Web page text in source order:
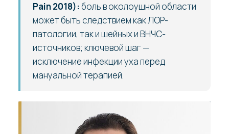
Pain 2018): боль в околоушной области
может быть следствием как ЛОР-
патологии, так и шейных и ВНЧС-
источников; ключевой шаг —
исключение инфекции уха перед
мануальной терапией.